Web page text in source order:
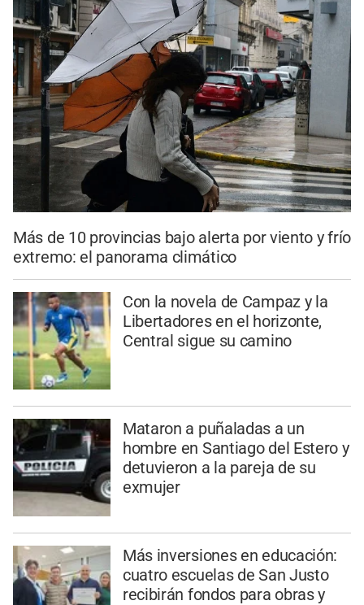
Más de 10 provincias bajo alerta por viento y frío
extremo: el panorama climático
Con la novela de Campaz y la
Libertadores en el horizonte,
Central sigue su camino
Mataron a puñaladas a un
hombre en Santiago del Estero y
detuvieron a la pareja de su
exmujer
Más inversiones en educación:
cuatro escuelas de San Justo
recibirán fondos para obras y